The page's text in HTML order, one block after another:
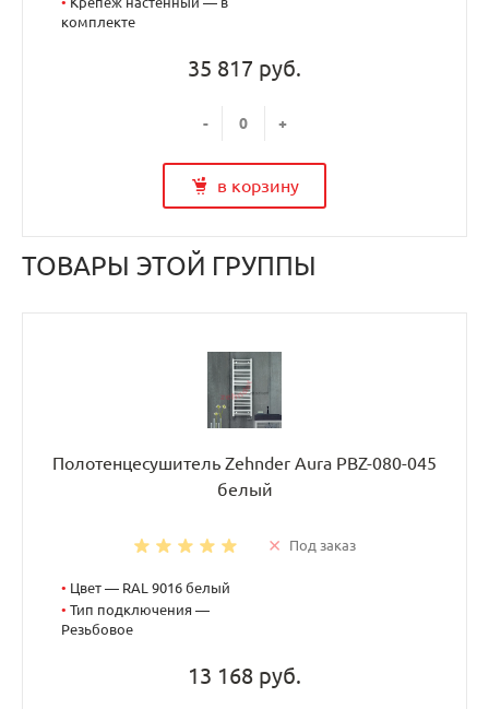
комплекте
35 817 руб.
- +
в корзину
ТОВАРЫ ЭТОЙ ГРУППЫ
Полотенцесушитель Zehnder Aura PBZ-080-045
белый
Под заказ
• Цвет — RAL 9016 белый
• Тип подключения —
Резьбовое
13 168 руб.